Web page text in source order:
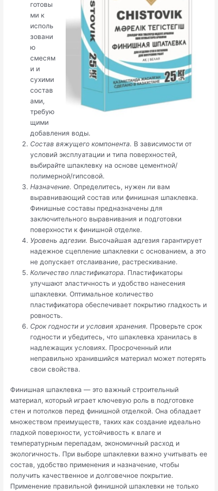
готовы
ми к
исполь
зовани
ю
смесям
и и
сухими
состав
ами,
требую
щими
добавления воды.
Состав вяжущего компонента. В зависимости от
условий эксплуатации и типа поверхностей,
выбирайте шпаклевку на основе цементной/
полимерной/гипсовой.
Назначение. Определитесь, нужен ли вам
выравнивающий состав или финишная шпаклевка.
Финишные составы предназначены для
заключительного выравнивания и подготовки
поверхности к финишной отделке.
Уровень адгезии. Высочайшая адгезия гарантирует
надежное сцепление шпаклевки с основанием, а это
не допускает отслаивание, растрескивание.
Количество пластификатора. Пластификаторы
улучшают эластичность и удобство нанесения
шпаклевки. Оптимальное количество
пластификатора обеспечивает покрытию гладкость и
ровность.
Срок годности и условия хранения. Проверьте срок
годности и убедитесь, что шпаклевка хранилась в
надлежащих условиях. Просроченный или
неправильно хранившийся материал может потерять
свои свойства.
Финишная шпаклевка — это важный строительный
материал, который играет ключевую роль в подготовке
стен и потолков перед финишной отделкой. Она обладает
множеством преимуществ, таких как создание идеально
гладкой поверхности, устойчивость к влаге и
температурным перепадам, экономичный расход и
экологичность. При выборе шпаклевки важно учитывать ее
состав, удобство применения и назначение, чтобы
получить качественное и долговечное покрытие.
Применение правильной финишной шпаклевки не только